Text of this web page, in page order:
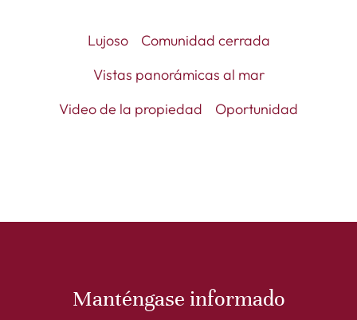
Lujoso
Comunidad cerrada
Vistas panorámicas al mar
Video de la propiedad
Oportunidad
Manténgase informado